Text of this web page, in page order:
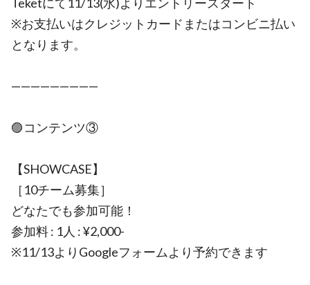
※お支払いはクレジットカードまたはコンビニ払い
となります。
—————————
🟣コンテンツ③
【SHOWCASE】
［10チーム募集］
どなたでも参加可能！
参加料 : 1人 : ¥2,000-
※11/13よりGoogleフォームより予約できます